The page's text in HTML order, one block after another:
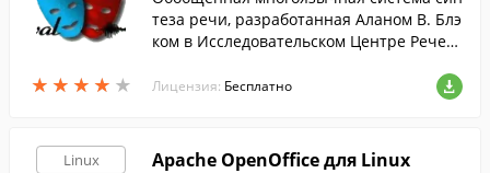
★ ★ ★ ★ ★
★ ★ ★ ★ ★
теза речи, разработанная Аланом В. Блэ
ком в Исследовательском Центре Речев
инбурга.
Лицензия: Бесплатно
Linux Apache OpenOffice для Linux